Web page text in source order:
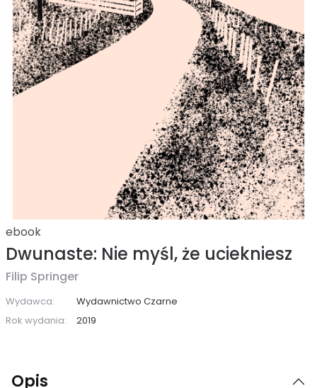
ebook
Dwunaste: Nie myśl, że uciekniesz
Filip Springer
Wydawca:
Wydawnictwo Czarne
Rok wydania:
2019
Opis